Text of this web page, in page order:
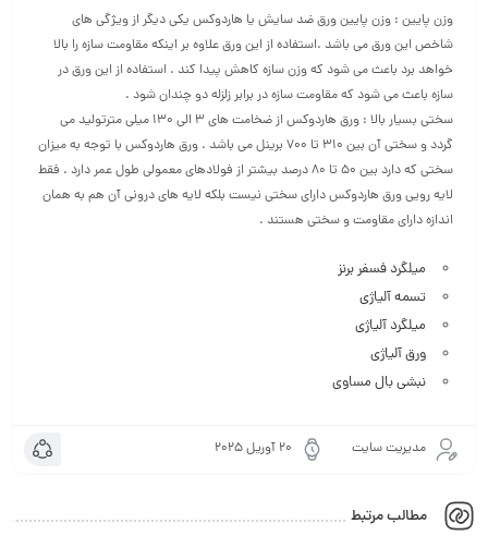
وزن پایین : وزن پایین ورق ضد سایش یا هاردوکس یکی دیگر از ویژگی های
شاخص این ورق می باشد .استفاده از این ورق علاوه بر اینکه مقاومت سازه را بالا
خواهد برد باعث می شود که وزن سازه کاهش پیدا کند . استفاده از این ورق در
سازه باعث می شود که مقاومت سازه در برابر زلزله دو چندان شود .
سختی بسیار بالا : ورق هاردوکس از ضخامت های ۳ الی ۱۳۰ میلی مترتولید می
گردد و سختی آن بین ۳۱۰ تا ۷۰۰ برینل می باشد . ورق هاردوکس با توجه به میزان
سختی که دارد بین ۵۰ تا ۸۰ درصد بیشتر از فولادهای معمولی طول عمر دارد . فقط
لایه رویی ورق هاردوکس دارای سختی نیست بلکه لایه های درونی آن هم به همان
اندازه دارای مقاومت و سختی هستند .
میلگرد فسفر برنز
تسمه آلیاژی
میلگرد آلیاژی
ورق آلیاژی
نبشی بال مساوی
مدیریت سایت 20 آوریل 2025
مطالب مرتبط